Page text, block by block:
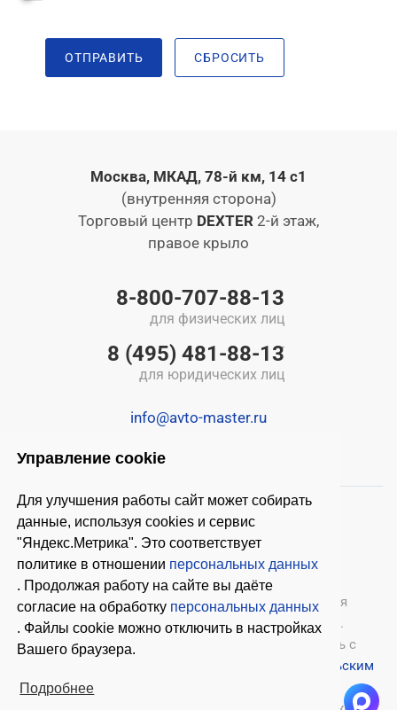
Управление cookie
Для улучшения работы сайт может собирать
данные, используя cookies и сервис
"Яндекс.Метрика". Это соответствует
политике в отношении персональных данных
. Продолжая работу на сайте вы даёте
согласие на обработку персональных данных
. Файлы cookie можно отключить в настройках
Вашего браузера.
Подробнее
ОТПРАВИТЬ СБРОСИТЬ
Москва, МКАД, 78-й км, 14 с1
(внутренняя сторона)
Торговый центр DEXTER 2-й этаж,
правое крыло
8-800-707-88-13
для физических лиц
8 (495) 481-88-13
для юридических лиц
info@avto-master.ru
© 2026 ООО «Автомастер»— оборудование для
автосервиса, шиномонтажное оборудование.
Оставляя заявки на нашем сайте, ознакомьтесь с
Пользовательским